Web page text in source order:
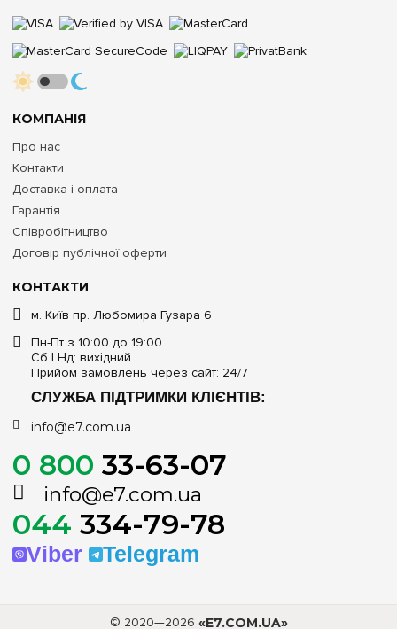
КОНТАКТИ
м. Київ пр. Любомира Гузара 6
Пн-Пт з 10:00 до 19:00
Сб | Нд: вихідний
Прийом замовлень через сайт: 24/7
СЛУЖБА ПІДТРИМКИ КЛІЄНТІВ:
info@e7.com.ua
0 800 33-63-07
info@e7.com.ua
044 334-79-78
Viber Telegram
КОМПАНІЯ
Про нас
Контакти
Доставка і оплата
Гарантія
Співробітництво
Договір публічної оферти
© 2020—2026 «E7.COM.UA»